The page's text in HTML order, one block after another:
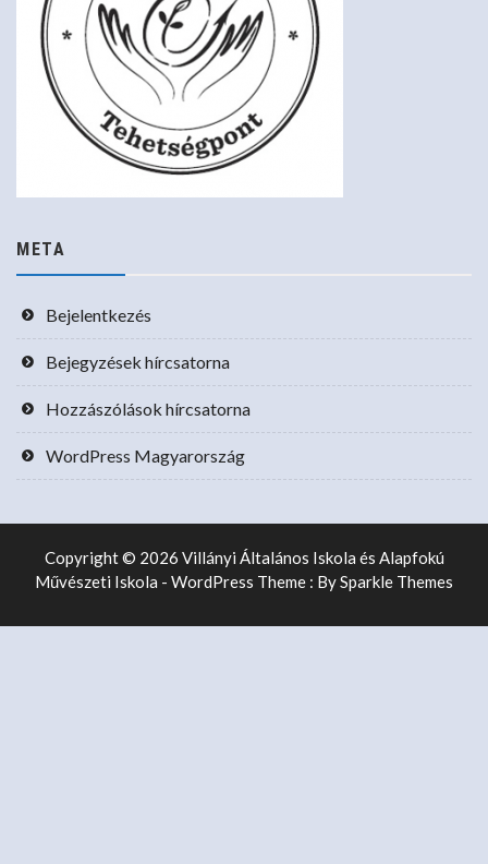
META
Bejelentkezés
Bejegyzések hírcsatorna
Hozzászólások hírcsatorna
WordPress Magyarország
Copyright © 2026 Villányi Általános Iskola és Alapfokú
Művészeti Iskola - WordPress Theme : BySparkle Themes